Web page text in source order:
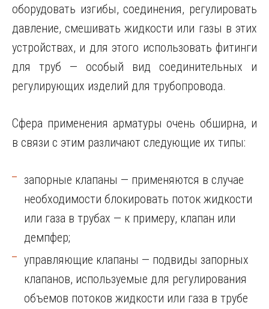
оборудовать изгибы, соединения, регулировать
давление, смешивать жидкости или газы в этих
устройствах, и для этого использовать фитинги
для труб — особый вид соединительных и
регулирующих изделий для трубопровода.
Сфера применения арматуры очень обширна, и
в связи с этим различают следующие их типы:
запорные клапаны — применяются в случае
необходимости блокировать поток жидкости
или газа в трубах — к примеру, клапан или
демпфер;
управляющие клапаны — подвиды запорных
клапанов, используемые для регулирования
объемов потоков жидкости или газа в трубе